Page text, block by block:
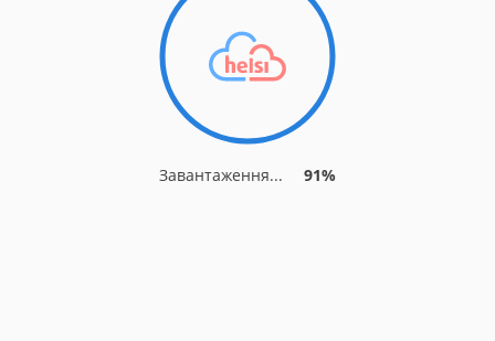
Завантаження... 91%